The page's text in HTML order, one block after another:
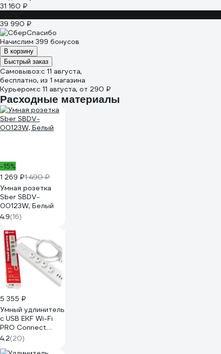
31 160 ₽
39 990 ₽
Начислим 399 бонусов
В корзину
Быстрый заказ
Самовывоз:c 11 августа,
бесплатно, из 1 магазина
Курьером:c 11 августа, от 290 ₽
Расходные материалы
-15%
1 269 ₽1 490 ₽
Умная розетка
Sber SBDV-
00123W, Белый
4.9(16)
5 355 ₽
Умный удлинитель
c USB EKF Wi-Fi
PRO Connect
RCE-2-WF
4.2(20)